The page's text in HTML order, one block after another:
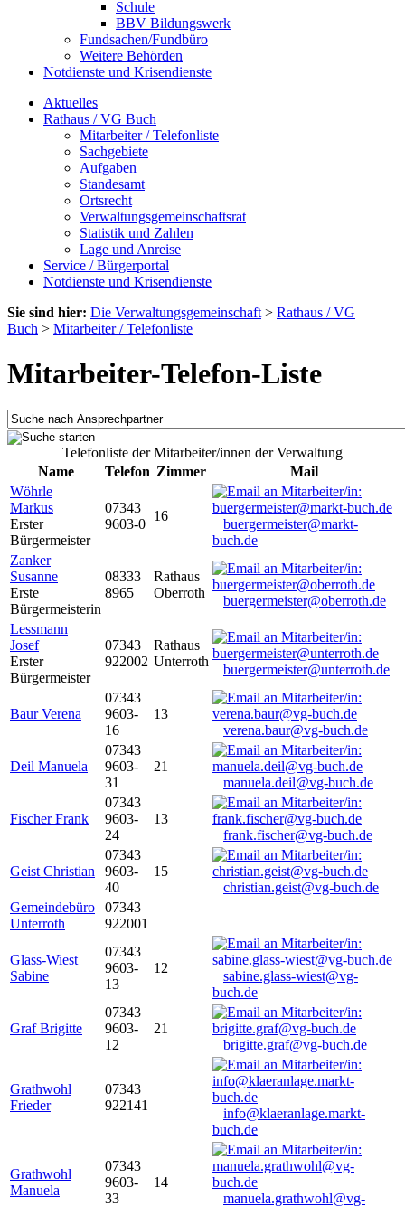
Schule
BBV Bildungswerk
Fundsachen/Fundbüro
Weitere Behörden
Notdienste und Krisendienste
Aktuelles
Rathaus / VG Buch
Mitarbeiter / Telefonliste
Sachgebiete
Aufgaben
Standesamt
Ortsrecht
Verwaltungsgemeinschaftsrat
Statistik und Zahlen
Lage und Anreise
Service / Bürgerportal
Notdienste und Krisendienste
Sie sind hier: Die Verwaltungsgemeinschaft > Rathaus / VG
Buch > Mitarbeiter / Telefonliste
Mitarbeiter-Telefon-Liste
Telefonliste der Mitarbeiter/innen der Verwaltung
Name
Telefon Zimmer
Mail
Wöhrle
Markus
Erster
Bürgermeister
07343
9603-0
16
buergermeister@markt-
buch.de
Zanker
Susanne
Erste
Bürgermeisterin
08333
8965
Rathaus
Oberroth
buergermeister@oberroth.de
Lessmann
Josef
Erster
Bürgermeister
07343
922002
Rathaus
Unterroth
buergermeister@unterroth.de
Baur Verena
07343
9603-
16
13
verena.baur@vg-buch.de
Deil Manuela
07343
9603-
31
21
manuela.deil@vg-buch.de
Fischer Frank
07343
9603-
24
13
frank.fischer@vg-buch.de
Geist Christian
07343
9603-
40
15
christian.geist@vg-buch.de
Gemeindebüro
Unterroth
07343
922001
Glass-Wiest
Sabine
07343
9603-
13
12
sabine.glass-wiest@vg-
buch.de
Graf Brigitte
07343
9603-
12
21
brigitte.graf@vg-buch.de
Grathwohl
Frieder
07343
922141
info@klaeranlage.markt-
buch.de
Grathwohl
Manuela
07343
9603-
33
14
manuela.grathwohl@vg-